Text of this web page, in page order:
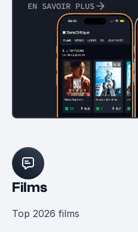
EN SAVOIR PLUS
Films
Top 2026 films